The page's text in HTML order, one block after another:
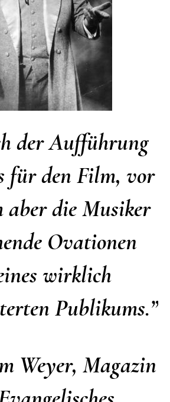
der Aufführung
für den Film, vor
aber die Musiker
Ovationen
wirklich
Publikums.”
Weyer, Magazin